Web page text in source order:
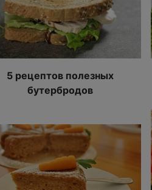
5 рецептов полезных
бутербродов